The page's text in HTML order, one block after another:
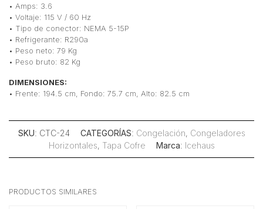
• Amps: 3.6
• Voltaje: 115 V / 60 Hz
• Tipo de conector: NEMA 5-15P
• Refrigerante: R290a
• Peso neto: 79 Kg
• Peso bruto: 82 Kg
DIMENSIONES:
• Frente: 194.5 cm, Fondo: 75.7 cm, Alto: 82.5 cm
SKU: CTC-24 CATEGORÍAS: Congelación, Congeladores
Horizontales, Tapa Cofre Marca: Icehaus
PRODUCTOS SIMILARES